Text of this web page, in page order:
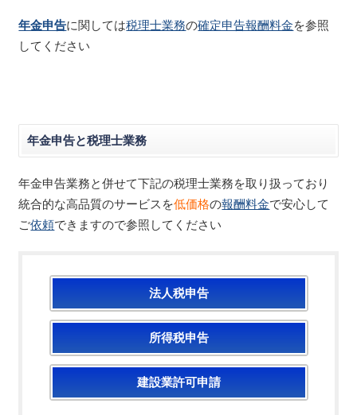
年金申告に関しては税理士業務の確定申告報酬料金を参照
してください
年金申告と税理士業務
年金申告業務と併せて下記の税理士業務を取り扱っており
統合的な高品質のサービスを低価格の報酬料金で安心して
ご依頼できますので参照してください
法人税申告
所得税申告
建設業許可申請